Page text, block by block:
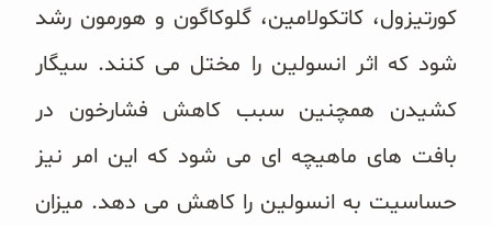
کورتیزول، کاتکولامین، گلوکاگون و هورمون رشد
شود که اثر انسولین را مختل می کنند. سیگار
کشیدن همچنین سبب کاهش فشارخون در
بافت های ماهیچه ای می شود که این امر نیز
حساسیت به انسولین را کاهش می دهد. میزان